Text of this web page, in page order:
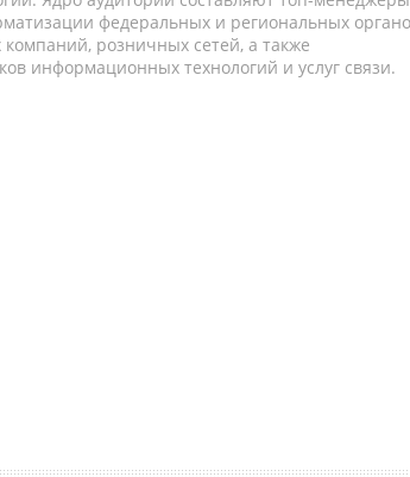
федеральных и региональных
розничных сетей, а также
информационных технологий и услуг связи.